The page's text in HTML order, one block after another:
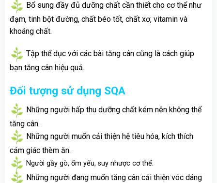
Bổ sung đầy đủ dưỡng chất cần thiết cho cơ thể như
đạm, tinh bột đường, chất béo tốt, chất xơ, vitamin và
khoáng chất.
Tập thể dục với các bài tăng cân cũng là cách giúp
bạn tăng cân hiệu quả.
Đối tượng sử dụng SQA
Những người hấp thu dưỡng chất kém nên không thể
tăng cân.
Những người muốn cải thiện hệ tiêu hóa, kích thích
cảm giác thèm ăn.
Người gầy gò, ốm yếu, suy nhược cơ thể.
Những người đang muốn tăng cân cải thiện vóc dáng